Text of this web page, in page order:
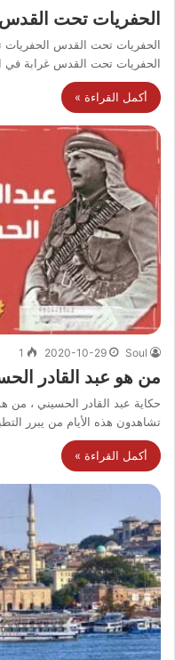
الحفريات تحت
الحفريات تحت القدس الحفريات
الحفريات تحت القدس غرابة في
أكمل القراءة »
Soul
2020-10-29
1
من هو عبد القادر
حكاية عبد القادر الحسيني ،
تشاهدون هذه الأيام من يبرر
أكمل القراءة »